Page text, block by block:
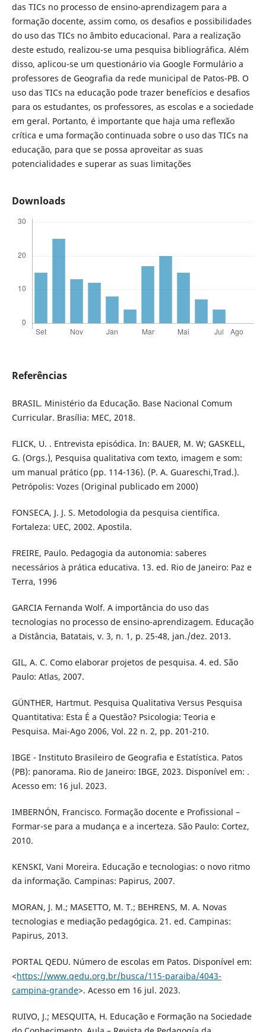
das TICs no processo de ensino-aprendizagem para a
formação docente, assim como, os desafios e possibilidades
do uso das TICs no âmbito educacional. Para a realização
deste estudo, realizou-se uma pesquisa bibliográfica. Além
disso, aplicou-se um questionário via Google Formulário a
professores de Geografia da rede municipal de Patos-PB. O
uso das TICs na educação pode trazer benefícios e desafios
para os estudantes, os professores, as escolas e a sociedade
em geral. Portanto, é importante que haja uma reflexão
crítica e uma formação continuada sobre o uso das TICs na
educação, para que se possa aproveitar as suas
potencialidades e superar as suas limitações
Downloads
Referências
BRASIL. Ministério da Educação. Base Nacional Comum
Curricular. Brasília: MEC, 2018.
FLICK, U. . Entrevista episódica. In: BAUER, M. W; GASKELL,
G. (Orgs.), Pesquisa qualitativa com texto, imagem e som:
um manual prático (pp. 114-136). (P. A. Guareschi,Trad.).
Petrópolis: Vozes (Original publicado em 2000)
FONSECA, J. J. S. Metodologia da pesquisa científica.
Fortaleza: UEC, 2002. Apostila.
FREIRE, Paulo. Pedagogia da autonomia: saberes
necessários à prática educativa. 13. ed. Rio de Janeiro: Paz e
Terra, 1996
GARCIA Fernanda Wolf. A importância do uso das
tecnologias no processo de ensino-aprendizagem. Educação
a Distância, Batatais, v. 3, n. 1, p. 25-48, jan./dez. 2013.
GIL, A. C. Como elaborar projetos de pesquisa. 4. ed. São
Paulo: Atlas, 2007.
GÜNTHER, Hartmut. Pesquisa Qualitativa Versus Pesquisa
Quantitativa: Esta É a Questão? Psicologia: Teoria e
Pesquisa. Mai-Ago 2006, Vol. 22 n. 2, pp. 201-210.
IBGE - Instituto Brasileiro de Geografia e Estatística. Patos
(PB): panorama. Rio de Janeiro: IBGE, 2023. Disponível em: .
Acesso em: 16 jul. 2023.
IMBERNÓN, Francisco. Formação docente e Profissional –
Formar-se para a mudança e a incerteza. São Paulo: Cortez,
2010.
KENSKI, Vani Moreira. Educação e tecnologias: o novo ritmo
da informação. Campinas: Papirus, 2007.
MORAN, J. M.; MASETTO, M. T.; BEHRENS, M. A. Novas
tecnologias e mediação pedagógica. 21. ed. Campinas:
Papirus, 2013.
PORTAL QEDU. Número de escolas em Patos. Disponível em:
<https://www.qedu.org.br/busca/115-paraiba/4043-
campina-grande>. Acesso em 16 jul. 2023.
RUIVO, J.; MESQUITA, H. Educação e Formação na Sociedade